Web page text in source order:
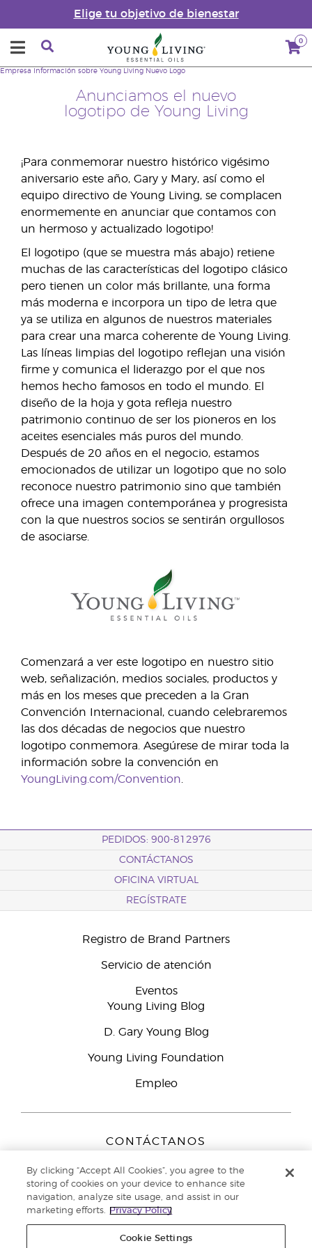
Elige tu objetivo de bienestar
0
Anunciamos el nuevo
logotipo de Young Living
Empresa Información sobre Young Living Nuevo Logo
¡Para conmemorar nuestro histórico vigésimo
aniversario este año, Gary y Mary, así como el
equipo directivo de Young Living, se complacen
enormemente en anunciar que contamos con
un hermoso y actualizado logotipo!
El logotipo (que se muestra más abajo) retiene
muchas de las características del logotipo clásico
pero tienen un color más brillante, una forma
más moderna e incorpora un tipo de letra que
ya se utiliza en algunos de nuestros materiales
para crear una marca coherente de Young Living.
Las líneas limpias del logotipo reflejan una visión
firme y comunica el liderazgo por el que nos
hemos hecho famosos en todo el mundo. El
diseño de la hoja y gota refleja nuestro
patrimonio continuo de ser los pioneros en los
aceites esenciales más puros del mundo.
Después de 20 años en el negocio, estamos
emocionados de utilizar un logotipo que no solo
reconoce nuestro patrimonio sino que también
ofrece una imagen contemporánea y progresista
con la que nuestros socios se sentirán orgullosos
de asociarse.
Comenzará a ver este logotipo en nuestro sitio
web, señalización, medios sociales, productos y
más en los meses que preceden a la Gran
Convención Internacional, cuando celebraremos
las dos décadas de negocios que nuestro
logotipo conmemora. Asegúrese de mirar toda la
información sobre la convención en
YoungLiving.com/Convention
PEDIDOS: 900-812976
CONTÁCTANOS
OFICINA VIRTUAL
REGÍSTRATE
Registro de Brand Partners
Servicio de atención
Eventos
Young Living Blog
D. Gary Young Blog
Young Living Foundation
Empleo
CONTÁCTANOS
Peizerweg 97
9727 AJ Groningen
Netherlands
Servicio de atención:900-812976
By clicking “Accept All Cookies”, you agree to the
storing of cookies on your device to enhance site
navigation, analyze site usage, and assist in our
marketing efforts.
Privacy Policy
Cookie Settings